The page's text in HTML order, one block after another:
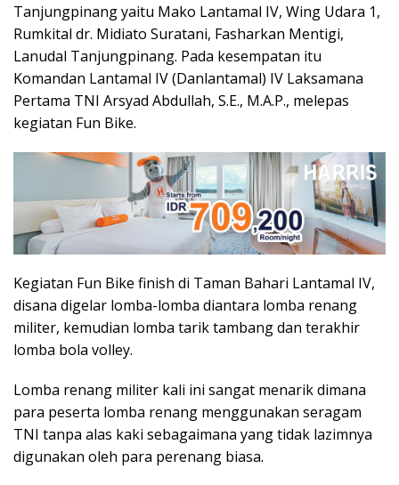
Tanjungpinang yaitu Mako Lantamal IV, Wing Udara 1,
Rumkital dr. Midiato Suratani, Fasharkan Mentigi,
Lanudal Tanjungpinang. Pada kesempatan itu
Komandan Lantamal IV (Danlantamal) IV Laksamana
Pertama TNI Arsyad Abdullah, S.E., M.A.P., melepas
kegiatan Fun Bike.
Kegiatan Fun Bike finish di Taman Bahari Lantamal IV,
disana digelar lomba-lomba diantara lomba renang
militer, kemudian lomba tarik tambang dan terakhir
lomba bola volley.
Lomba renang militer kali ini sangat menarik dimana
para peserta lomba renang menggunakan seragam
TNI tanpa alas kaki sebagaimana yang tidak lazimnya
digunakan oleh para perenang biasa.